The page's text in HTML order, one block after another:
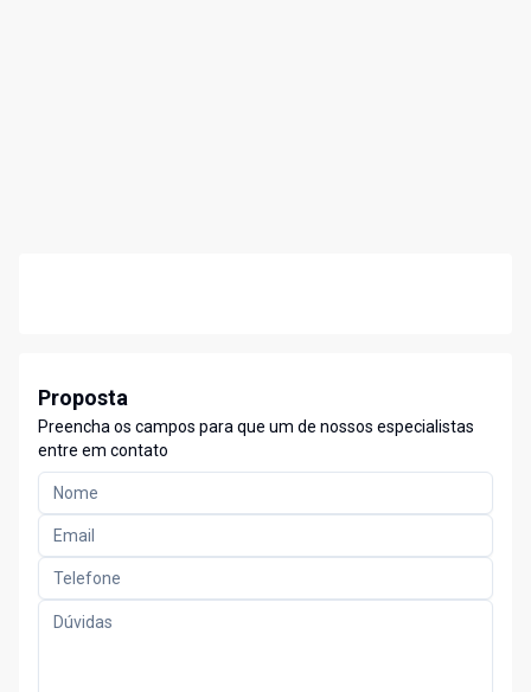
Proposta
Preencha os campos para que um de nossos especialistas
entre em contato